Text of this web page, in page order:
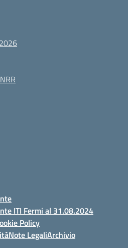
ITI Fermi al 31.08.2024
Policy
Note LegaliArchivio